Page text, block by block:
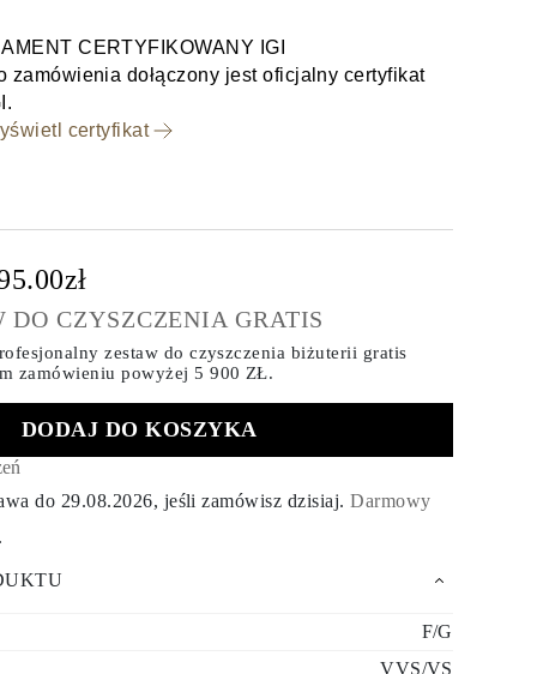
CERTYFIKOWANY IGI
zamówienia dołączony jest oficjalny certyfikat
certyfikat
DO CZYSZCZENIA GRATIS
zestaw do czyszczenia biżuterii gratis
zamówieniupowyżej 5 900 ZŁ.
DODAJ DO KOSZYKA
do 29.08.2026, jeśli zamówisz dzisiaj.Darmowy
F/G
VVS/VS